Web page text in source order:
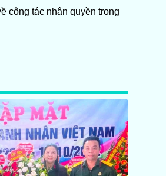
công tác nhân quyền trong